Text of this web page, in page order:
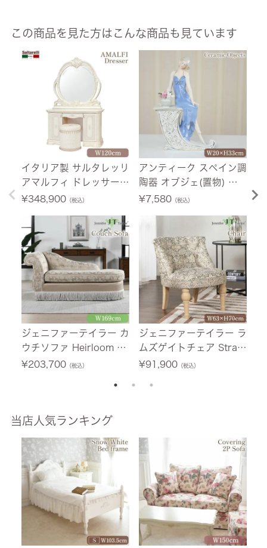
この商品を見た方はこんな商品も見ています
イタリア製 サルタレッリ
アマルフィ ドレッサー
アイボリー 幅120cm
ス付】
¥348,900（税込）
ジェニファーテイラー カ
ウチソファ Heirloom ベ
ージュ 幅169cm 【送料
¥203,700（税込）
アンティーク スペイン調
陶器 オブジェ(置物) ホ
ルンレディー 高さ33cm
¥7,580（税込）
ジェニファーテイラー ラ
ムズゲイトチェア Straw
berry Thief-GR 1人掛け
¥91,900（税込）
¥
当店人気ランキング